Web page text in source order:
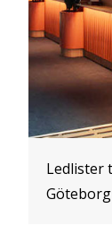
Ledlister
Göteborg